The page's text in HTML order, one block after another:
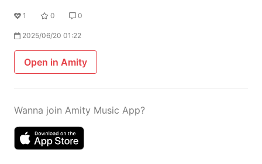
1 0 0
2025/06/20 01:22
Open in Amity
Wanna join Amity Music App?